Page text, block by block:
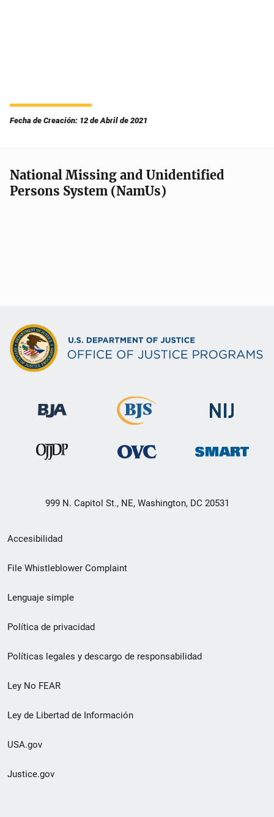
Fecha de Creación: 12 de Abril de 2021
National Missing and Unidentified
Persons System (NamUs)
999 N. Capitol St., NE, Washington, DC 20531
Menú
de
de
pie
de
página
Accesibilidad
File Whistleblower Complaint
Lenguaje simple
Política de privacidad
Políticas legales y descargo de responsabilidad
Ley No FEAR
Ley de Libertad de Información
USA.gov
Justice.gov